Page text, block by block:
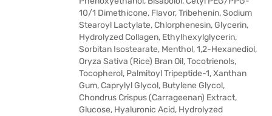
10/1 Dimethicone, Flavor, Tribehenin, Sodium
Stearoyl Lactylate, Chlorphenesin, Glycerin,
Hydrolyzed Collagen, Ethylhexylglycerin,
Sorbitan Isostearate, Menthol, 1,2-Hexanediol,
Oryza Sativa (Rice) Bran Oil, Tocotrienols,
Tocopherol, Palmitoyl Tripeptide-1, Xanthan
Gum, Caprylyl Glycol, Butylene Glycol,
Chondrus Crispus (Carrageenan) Extract,
Glucose, Hyaluronic Acid, Hydrolyzed